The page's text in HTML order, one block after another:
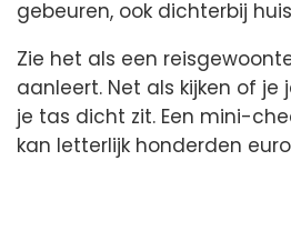
gebeuren, ook dichterbij
Zie het als een
aanleert. Net als kijken of
je tas dicht zit. Een mini-
kan letterlijk honderden